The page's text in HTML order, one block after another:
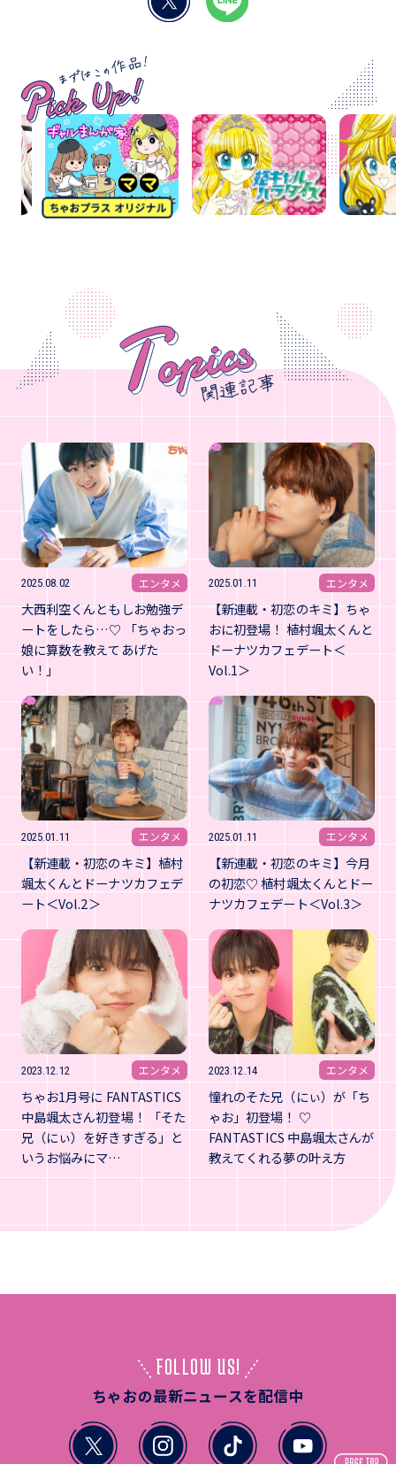
2025.08.02 エンタメ
大西利空くんともしお勉強デ
ートをしたら…♡ 「ちゃおっ
娘に算数を教えてあげた
い！」
2025.01.11 エンタメ
【新連載・初恋のキミ】ちゃ
おに初登場！ 植村颯太くんと
ドーナツカフェデート＜
Vol.1＞
2025.01.11 エンタメ
【新連載・初恋のキミ】植村
颯太くんとドーナツカフェデ
ート＜Vol.2＞
2025.01.11 エンタメ
【新連載・初恋のキミ】今月
の初恋♡ 植村颯太くんとドー
ナツカフェデート＜Vol.3＞
2023.12.12 エンタメ
ちゃお1月号に FANTASTICS
中島颯太さん初登場！ 「そた
兄（にぃ）を好きすぎる」と
いうお悩みにマ…
2023.12.14 エンタメ
憧れのそた兄（にぃ）が「ち
ゃお」初登場！ ♡
FANTASTICS 中島颯太さんが
教えてくれる夢の叶え方
FOLLOW US!
ちゃおの最新ニュースを配信中